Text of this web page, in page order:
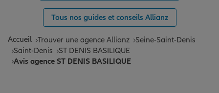
Tous nos guides et conseils Allianz
Accueil Trouver une agence Allianz
Seine-Saint-Denis
Saint-Denis
ST DENIS BASILIQUE
Avis agence ST DENIS BASILIQUE